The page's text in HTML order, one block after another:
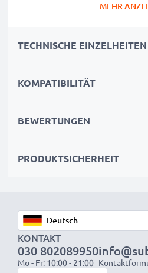
2000mAh bei 12V für
Energie, längere Lebensdauer
höchste Sicherheits- und
vollständig auf.
Jeder CELLONIC Akku wird
höchste Leistung und lange
MEHR
TECHNISCHE EINZELHEITEN
KOMPATIBILITÄT
BEWERTUNGEN
PRODUKTSICHERHEIT
KONTAKT
030 802089950
Mo - Fr: 10:00 - 21:00